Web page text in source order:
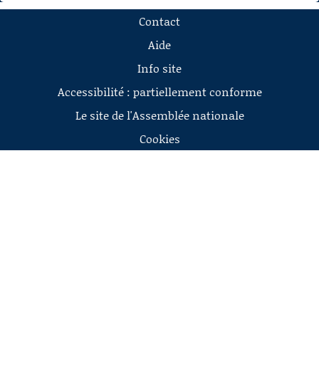
AIDE À LA DÉCOUPE
Contact
Aide
Info site
Accessibilité : partiellement conforme
Le site de l'Assemblée nationale
Cookies